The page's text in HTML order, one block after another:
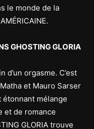
le monde de la
GHOSTING GLORIA
d’un orgasme. C’est
et Mauro Sarser
étonnant mélange
et de romance
GLORIA trouve